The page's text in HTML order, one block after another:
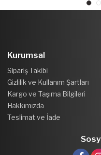
Kurumsal
Sipariş Takibi
Gizlilik ve Kullanım Şartları
Kargo ve Taşıma Bilgileri
Hakkımızda
Teslimat ve İade